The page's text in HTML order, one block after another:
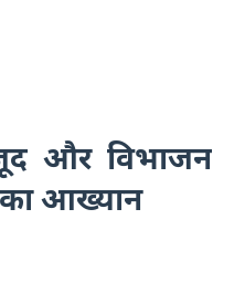
और विभाजन
आख्यान